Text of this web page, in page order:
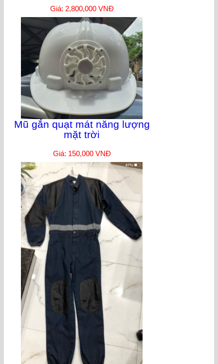
Giá: 2,800,000 VNĐ
Mũ gắn quạt mát năng lượng
mặt trời
Giá: 150,000 VNĐ